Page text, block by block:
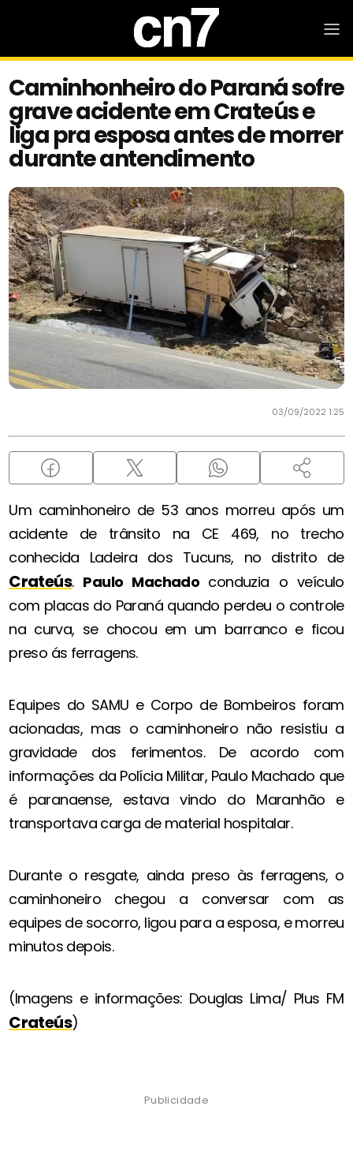
Caminhonheiro do Paraná sofre
grave acidente em Crateús e
liga pra esposa antes de morrer
durante antendimento
03/09/2022 1:25
Um caminhoneiro de 53 anos morreu após um
acidente de trânsito na CE 469, no trecho
conhecida Ladeira dos Tucuns, no distrito de
Crateús. Paulo Machado conduzia o veículo
com placas do Paraná quando perdeu o controle
na curva, se chocou em um barranco e ficou
preso ás ferragens.
Equipes do SAMU e Corpo de Bombeiros foram
acionadas, mas o caminhoneiro não resistiu a
gravidade dos ferimentos. De acordo com
informações da Polícia Militar, Paulo Machado que
é paranaense, estava vindo do Maranhão e
transportava carga de material hospitalar.
Durante o resgate, ainda preso às ferragens, o
caminhoneiro chegou a conversar com as
equipes de socorro, ligou para a esposa, e morreu
minutos depois.
(Imagens e informações: Douglas Lima/ Plus FM
Crateús)
Publicidade